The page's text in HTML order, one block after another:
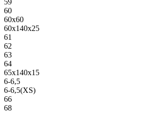
60
60х60
60х140х25
61
62
63
64
65х140х15
6-6,5
6-6,5(XS)
66
68